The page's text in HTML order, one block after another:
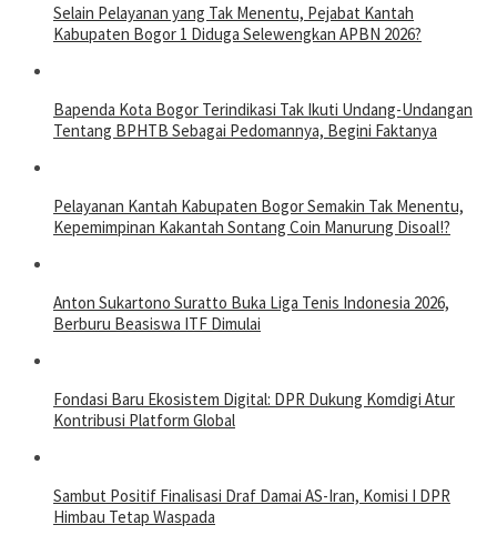
Selain Pelayanan yang Tak Menentu, Pejabat Kantah
Kabupaten Bogor 1 Diduga Selewengkan APBN 2026?
Bapenda Kota Bogor Terindikasi Tak Ikuti Undang-Undangan
Tentang BPHTB Sebagai Pedomannya, Begini Faktanya
Pelayanan Kantah Kabupaten Bogor Semakin Tak Menentu,
Kepemimpinan Kakantah Sontang Coin Manurung Disoal!?
Anton Sukartono Suratto Buka Liga Tenis Indonesia 2026,
Berburu Beasiswa ITF Dimulai
Fondasi Baru Ekosistem Digital: DPR Dukung Komdigi Atur
Kontribusi Platform Global
Sambut Positif Finalisasi Draf Damai AS-Iran, Komisi I DPR
Himbau Tetap Waspada